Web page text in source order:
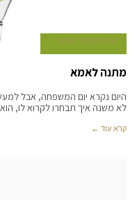
16 בדצמבר 2024
מתנה לאמא
היום נקרא יום המשפחה, אבל
לא משנה איך תבחרו לקרוא לו, הוא
קרא עוד ←